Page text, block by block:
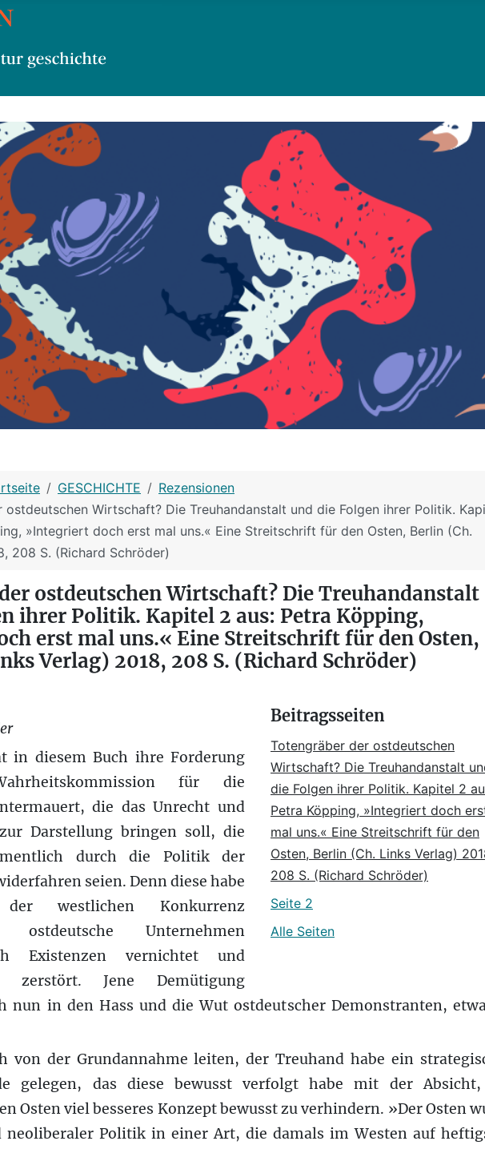
GESCHICHTE
Rezensionen
ostdeutschen Wirtschaft? Die Treuhandanstalt und die Folgen ihrer Politik.
»Integriert doch erst mal uns.« Eine Streitschrift für den Osten, Berlin (Ch.
208 S. (Richard Schröder)
ostdeutschen Wirtschaft? Die Treuhandanstalt
ihrer Politik. Kapitel 2 aus: Petra Köpping,
erst mal uns.« Eine Streitschrift für den Osten,
Verlag) 2018, 208 S. (Richard Schröder)
Beitragsseiten
Totengräber der ostdeutschen
Wirtschaft? Die Treuhandanstalt
die Folgen ihrer Politik. Kapitel 2
Petra Köpping, »Integriert doch
mal uns.« Eine Streitschrift für den
Osten, Berlin (Ch. Links Verlag)
208 S. (Richard Schröder)
Seite 2
Alle Seiten
in diesem Buch ihre Forderung
für die
die das Unrecht und
Darstellung bringen soll, die
durch die Politik der
seien. Denn diese habe
westlichen Konkurrenz
ostdeutsche Unternehmen
Existenzen vernichtet und
zerstört. Jene Demütigung
nun in den Hass und die Wut ostdeutscher Demonstranten,
von der Grundannahme leiten, der Treuhand habe ein
gelegen, das diese bewusst verfolgt habe mit der
Osten viel besseres Konzept bewusst zu verhindern. »Der Osten
neoliberaler Politik in einer Art, die damals im Westen auf